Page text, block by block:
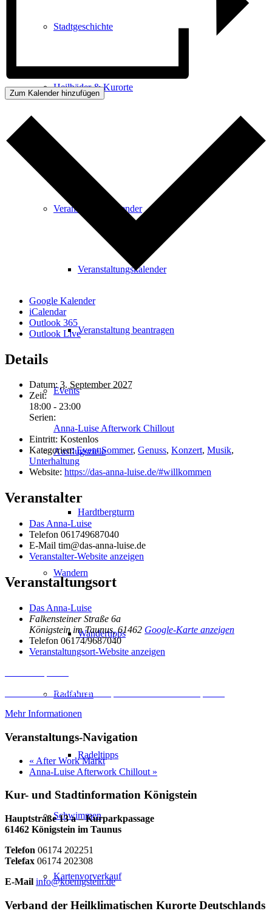
Stadtgeschichte
Heilbäder & Kurorte
Veranstaltungskalender
Veranstaltungskalender
Veranstaltung beantragen
Events
Ausflugsziele
Hardtbergturm
Wandern
Wandertipps
Radfahren
Radeltipps
Schwimmen
Kartenvorverkauf
Zum Kalender hinzufügen
Google Kalender
iCalendar
Outlook 365
Outlook Live
Details
Datum: 3. September 2027
Zeit:
18:00 - 23:00
Serien:
Anna-Luise Afterwork Chillout
Eintritt: Kostenlos
Kategorien: Event Sommer, Genuss, Konzert, Musik,
Unterhaltung
Website: https://das-anna-luise.de/#willkommen
Veranstalter
Das Anna-Luise
Telefon 061749687040
E-Mail tim@das-anna-luise.de
Veranstalter-Website anzeigen
Veranstaltungsort
Das Anna-Luise
Falkensteiner Straße 6a
Königstein im Taunus, 61462 Google-Karte anzeigen
Telefon 06174/9687040
Veranstaltungsort-Website anzeigen
Erforderlichen Service akzeptieren und Inhalte entsperren
Mehr Informationen
Veranstaltungs-Navigation
« After Work Markt
Anna-Luise Afterwork Chillout »
Kur- und Stadtinformation Königstein
Hauptstraße 13 a – Kurparkpassage
61462 Königstein im Taunus
Telefon 06174 202251
Telefax 06174 202308
E-Mail info@koenigstein.de
Verband der Heilklimatischen Kurorte Deutschlands